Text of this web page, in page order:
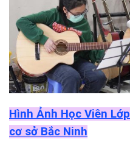
Hình Ảnh Học Viên
cơ sở Bắc Ninh